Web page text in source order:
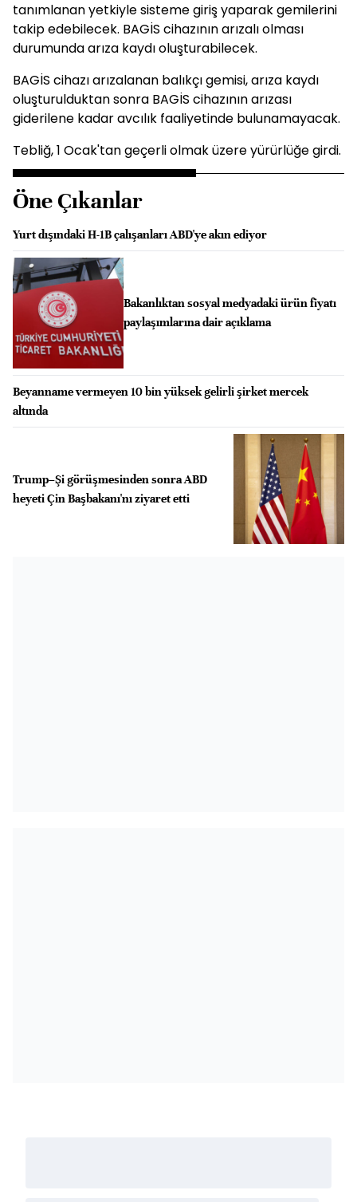
tanımlanan yetkiyle sisteme giriş yaparak gemilerini
takip edebilecek. BAGİS cihazının arızalı olması
durumunda arıza kaydı oluşturabilecek.
BAGİS cihazı arızalanan balıkçı gemisi, arıza kaydı
oluşturulduktan sonra BAGİS cihazının arızası
giderilene kadar avcılık faaliyetinde bulunamayacak.
Tebliğ, 1 Ocak'tan geçerli olmak üzere yürürlüğe girdi.
Öne Çıkanlar
Yurt dışındaki H-1B çalışanları ABD'ye akın ediyor
Bakanlıktan sosyal medyadaki ürün fiyatı
paylaşımlarına dair açıklama
Beyanname vermeyen 10 bin yüksek gelirli şirket mercek
altında
Trump–Şi görüşmesinden sonra ABD
heyeti Çin Başbakanı'nı ziyaret etti